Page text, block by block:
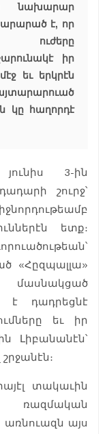
նախարար
է, որ
ուժերը
իր
եւ երկրէն
կը հաղորդէ
3-ին
շուրջ՝
ետք։
«Հըզպալլա»
մասնակցած
է դադրեցնէ
եւ իր
Լիբանանէն՝
տակաւին
առնուազն այս